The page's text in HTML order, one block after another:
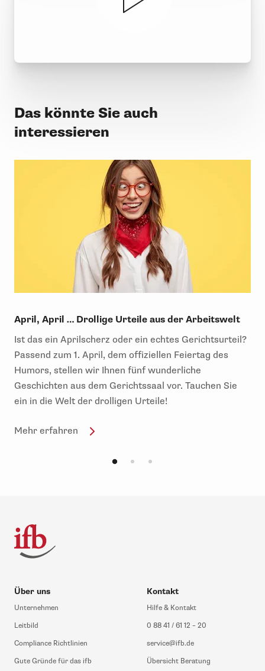
Das könnte Sie auch
interessieren
April, April … Drollige Urteile aus der Arbeitswelt
Ist das ein Aprilscherz oder ein echtes Gerichtsurteil?
Passend zum 1. April, dem offiziellen Feiertag des
Humors, stellen wir Ihnen fünf wunderliche
Geschichten aus dem Gerichtssaal vor. Tauchen Sie
ein in die Welt der drolligen Urteile!
Mehr erfahren
Über uns
Unternehmen
Leitbild
Compliance Richtlinien
Gute Gründe für das ifb
Kontakt
Hilfe & Kontakt
0 88 41 / 61 12 – 20
service@ifb.de
Übersicht Beratung